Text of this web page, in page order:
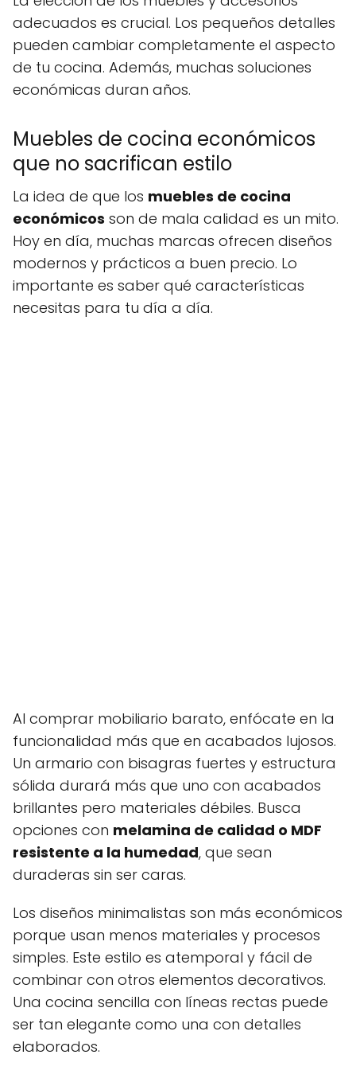
adecuados es crucial. Los pequeños detalles
pueden cambiar completamente el aspecto
de tu cocina. Además, muchas soluciones
económicas duran años.
Muebles de cocina económicos
que no sacrifican estilo
La idea de que los muebles de cocina
económicos son de mala calidad es un mito.
Hoy en día, muchas marcas ofrecen diseños
modernos y prácticos a buen precio. Lo
importante es saber qué características
necesitas para tu día a día.
Al comprar mobiliario barato, enfócate en la
funcionalidad más que en acabados lujosos.
Un armario con bisagras fuertes y estructura
sólida durará más que uno con acabados
brillantes pero materiales débiles. Busca
opciones con melamina de calidad o MDF
resistente a la humedad, que sean
duraderas sin ser caras.
Los diseños minimalistas son más económicos
porque usan menos materiales y procesos
simples. Este estilo es atemporal y fácil de
combinar con otros elementos decorativos.
Una cocina sencilla con líneas rectas puede
ser tan elegante como una con detalles
elaborados.